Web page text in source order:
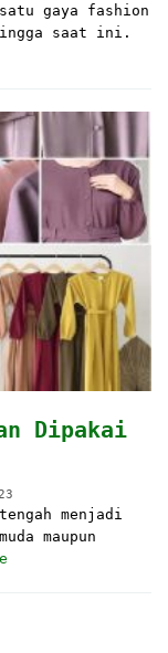
gaya fashion
saat ini.
Dipakai
menjadi
maupun